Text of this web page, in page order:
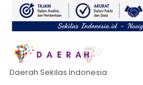
Daerah Sekilas Indonesia